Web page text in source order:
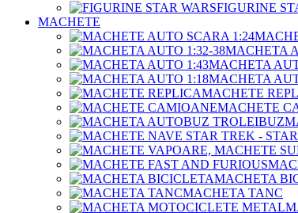
FIGURINE
MACHETE
MACHETA
MACHETA
MACHETA
MACHETE
MACHETE
MACHETA
MACHETA TANC